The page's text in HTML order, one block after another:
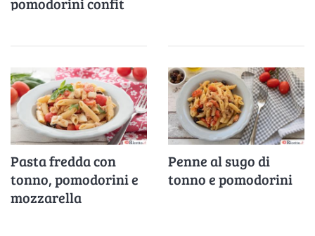
Pasta fredda con
tonno, pomodorini e
mozzarella
Penne al sugo di
tonno e pomodorini